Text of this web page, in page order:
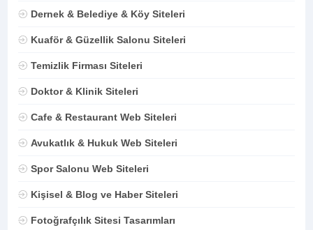
Dernek & Belediye & Köy Siteleri
Kuaför & Güzellik Salonu Siteleri
Temizlik Firması Siteleri
Doktor & Klinik Siteleri
Cafe & Restaurant Web Siteleri
Avukatlık & Hukuk Web Siteleri
Spor Salonu Web Siteleri
Kişisel & Blog ve Haber Siteleri
Fotoğrafçılık Sitesi Tasarımları